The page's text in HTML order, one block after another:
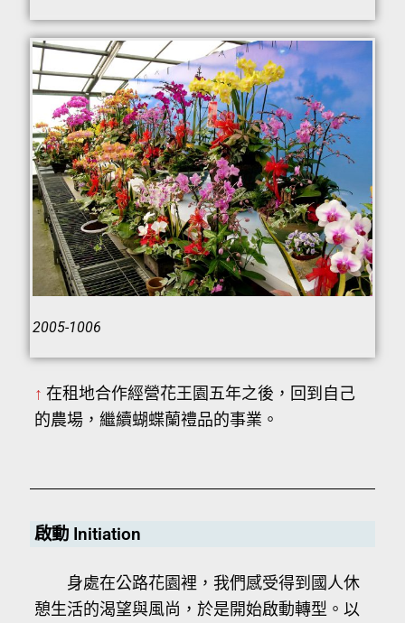
2005-1006
↑ 在租地合作經營花王園五年之後，回到自己
的農場，繼續蝴蝶蘭禮品的事業。
啟動 Initiation
身處在公路花園裡，我們感受得到國人休
憩生活的渴望與風尚，於是開始啟動轉型。以